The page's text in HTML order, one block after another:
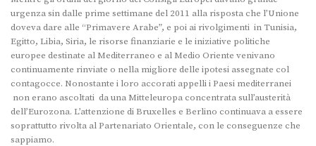
urgenza sin dalle prime settimane del 2011 alla risposta che l’Unione
doveva dare alle “Primavere Arabe”, e poi ai rivolgimenti in Tunisia,
Egitto, Libia, Siria, le risorse finanziarie e le iniziative politiche
europee destinate al Mediterraneo e al Medio Oriente venivano
continuamente rinviate o nella migliore delle ipotesi assegnate col
contagocce. Nonostante i loro accorati appelli i Paesi mediterranei
non erano ascoltati da una Mitteleuropa concentrata sull’austerità
dell’Eurozona. L’attenzione di Bruxelles e Berlino continuava a essere
soprattutto rivolta al Partenariato Orientale, con le conseguenze che
sappiamo.